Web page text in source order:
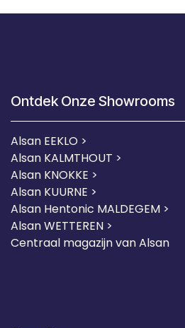
Ontdek Onze Showrooms
Alsan EEKLO >
Alsan KALMTHOUT >
Alsan KNOKKE >
Alsan KUURNE >
Alsan Hentonic MALDEGEM >
Alsan WETTEREN >
Centraal magazijn van Alsan